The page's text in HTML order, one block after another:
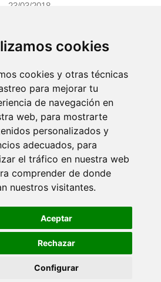
cookies
cookies y otras técnicas
para mejorar tu
de navegación en
web, para mostrarte
personalizados y
adecuados, para
el tráfico en nuestra web
comprender de donde
nuestros visitantes.
Aceptar
Rechazar
Configurar
23/03/2018